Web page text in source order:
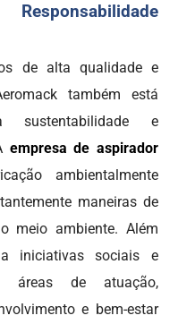
de alta qualidade e
também está
sustentabilidade e
empresa de aspirador
ambientalmente
maneiras de
meio ambiente. Além
iniciativas sociais e
áreas de atuação,
e bem-estar